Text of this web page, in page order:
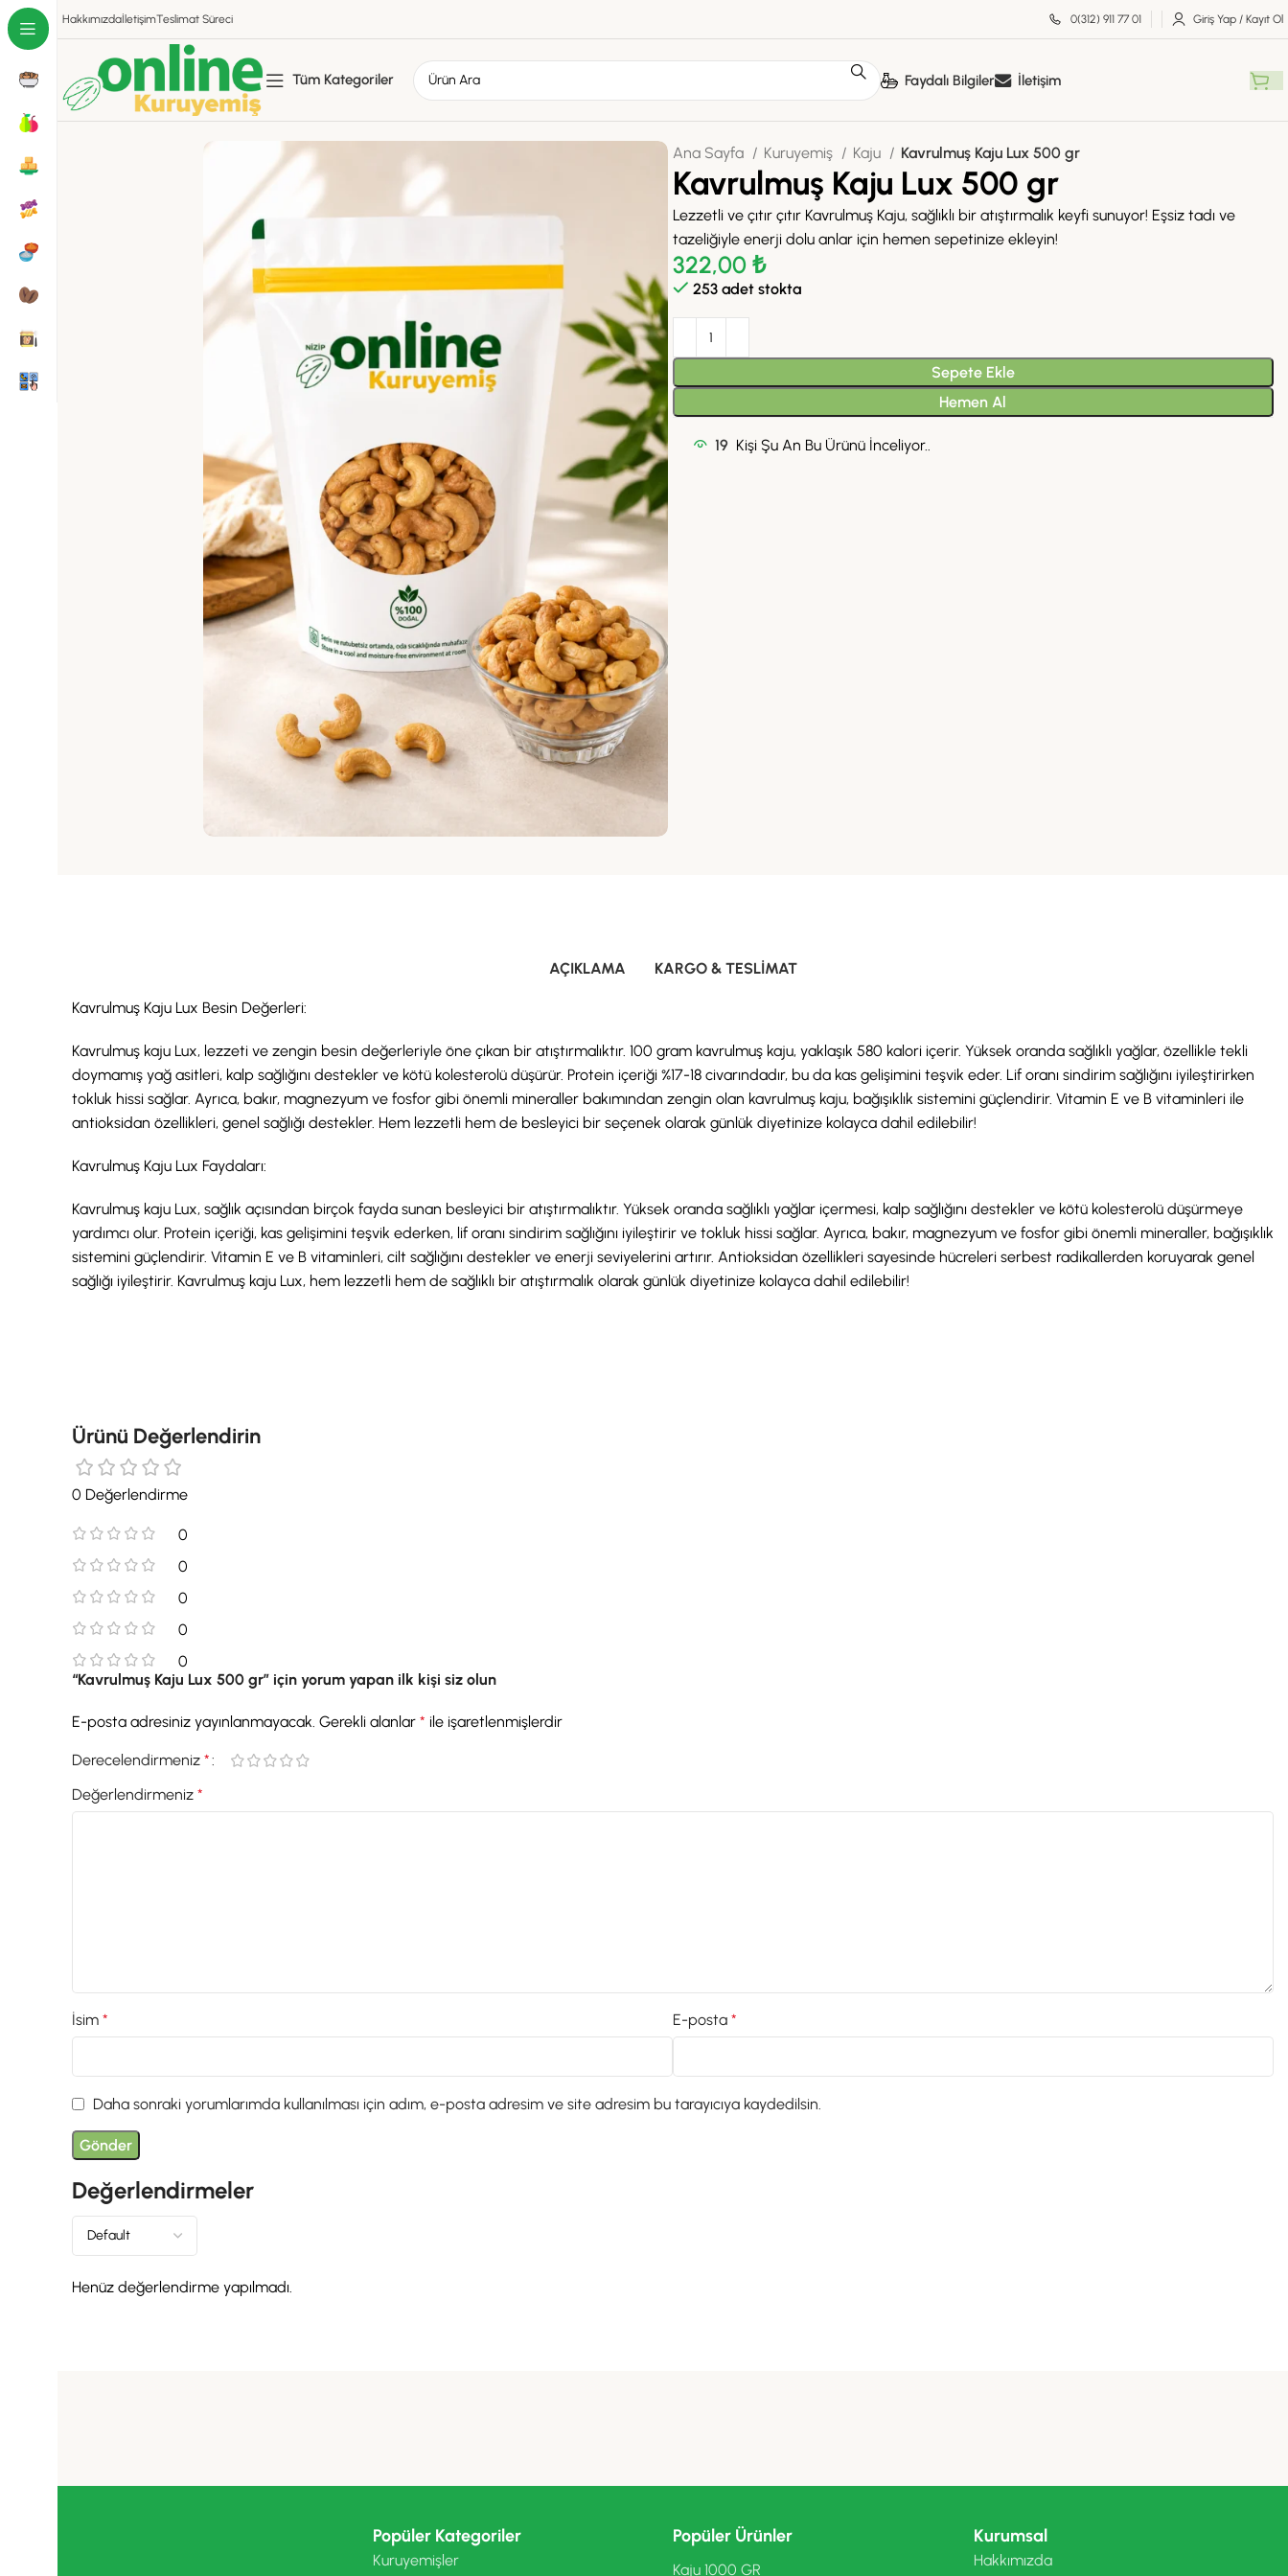
HakkımızdaİletişimTeslimat Süreci 0(312) 911 77 01 Giriş Yap / Kayıt Ol
Tüm Kategoriler Faydalı Bilgiler İletişim
Ana Sayfa Kuruyemiş Kaju Kavrulmuş Kaju Lux 500 gr
Kavrulmuş Kaju Lux 500 gr
Lezzetli ve çıtır çıtır Kavrulmuş Kaju, sağlıklı bir atıştırmalık keyfi sunuyor! Eşsiz tadı ve
tazeliğiyle enerji dolu anlar için hemen sepetinize ekleyin!
322,00 ₺
253 adet stokta
Sepete Ekle
Hemen Al
19 Kişi Şu An Bu Ürünü İnceliyor..
AÇIKLAMA KARGO & TESLIMAT
Kavrulmuş Kaju Lux Besin Değerleri:
Kavrulmuş kaju Lux, lezzeti ve zengin besin değerleriyle öne çıkan bir atıştırmalıktır. 100 gram kavrulmuş kaju, yaklaşık 580 kalori içerir. Yüksek oranda sağlıklı yağlar, özellikle tekli
doymamış yağ asitleri, kalp sağlığını destekler ve kötü kolesterolü düşürür. Protein içeriği %17-18 civarındadır, bu da kas gelişimini teşvik eder. Lif oranı sindirim sağlığını iyileştirirken
tokluk hissi sağlar. Ayrıca, bakır, magnezyum ve fosfor gibi önemli mineraller bakımından zengin olan kavrulmuş kaju, bağışıklık sistemini güçlendirir. Vitamin E ve B vitaminleri ile
antioksidan özellikleri, genel sağlığı destekler. Hem lezzetli hem de besleyici bir seçenek olarak günlük diyetinize kolayca dahil edilebilir!
Kavrulmuş Kaju Lux Faydaları:
Kavrulmuş kaju Lux, sağlık açısından birçok fayda sunan besleyici bir atıştırmalıktır. Yüksek oranda sağlıklı yağlar içermesi, kalp sağlığını destekler ve kötü kolesterolü düşürmeye
yardımcı olur. Protein içeriği, kas gelişimini teşvik ederken, lif oranı sindirim sağlığını iyileştirir ve tokluk hissi sağlar. Ayrıca, bakır, magnezyum ve fosfor gibi önemli mineraller, bağışıklık
sistemini güçlendirir. Vitamin E ve B vitaminleri, cilt sağlığını destekler ve enerji seviyelerini artırır. Antioksidan özellikleri sayesinde hücreleri serbest radikallerden koruyarak genel
sağlığı iyileştirir. Kavrulmuş kaju Lux, hem lezzetli hem de sağlıklı bir atıştırmalık olarak günlük diyetinize kolayca dahil edilebilir!
Ürünü Değerlendirin
0 Değerlendirme
0
0
0
0
0
Değerlendirmeler
Henüz değerlendirme yapılmadı.
“Kavrulmuş Kaju Lux 500 gr” için yorum yapan ilk kişi siz olun
E-posta adresiniz yayınlanmayacak. Gerekli alanlar* ile işaretlenmişlerdir
Derecelendirmeniz*
Değerlendirmeniz*
İsim* E-posta*
Daha sonraki yorumlarımda kullanılması için adım, e-posta adresim ve site adresim bu tarayıcıya kaydedilsin.
Popüler Kategoriler
Kuruyemişler
Popüler Ürünler
Kaju 1000 GR
Kurumsal
Hakkımızda